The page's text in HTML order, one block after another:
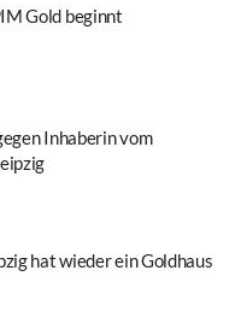
Gold beginnt
Inhaberin vom
hat wieder ein Goldhaus